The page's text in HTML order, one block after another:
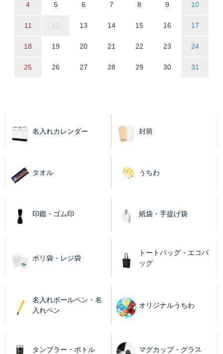
4 5 6 7 8 9 10
11 12 13 14 15 16 17
18 19 20 21 22 23 24
25 26 27 28 29 30 31
名入れカレンダー 封筒
タオル うちわ
印鑑・ゴム印 紙袋・手提げ袋
ポリ袋・レジ袋
トートバッグ・エコバ
ッグ
名入れボールペン・名
入れペン
オリジナルうちわ
タンブラー・ボトル マグカップ・グラス